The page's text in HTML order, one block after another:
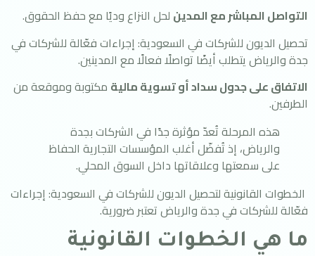
التواصل المباشر مع المدين لحل النزاع وديًا مع حفظ الحقوق.
تحصيل الديون للشركات في السعودية: إجراءات فعّالة للشركات في
جدة والرياض يتطلب أيضًا تواصلًا فعالًا مع المدينين.
الاتفاق على جدول سداد أو تسوية مالية مكتوبة وموقعة من
الطرفين.
هذه المرحلة تُعدّ مؤثرة جدًا في الشركات بجدة
والرياض، إذ تُفضّل أغلب المؤسسات التجارية الحفاظ
على سمعتها وعلاقاتها داخل السوق المحلي.
الخطوات القانونية لتحصيل الديون للشركات في السعودية: إجراءات
فعّالة للشركات في جدة والرياض تعتبر ضرورية.
ما هي الخطوات القانونية